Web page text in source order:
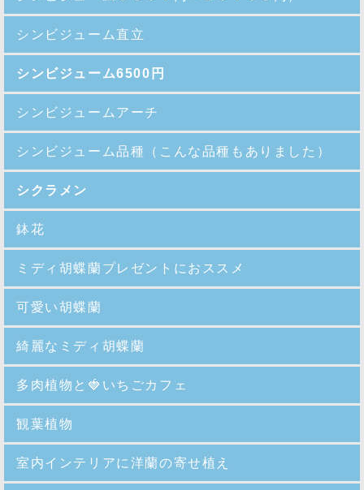
シンビジューム直立
シンビジューム6500円
シンビジュームアーチ
シンビジューム品種 （こんな品種もありました）
シクラメン
鉢花
ミディ胡蝶蘭プレゼントにおススメ
可愛い胡蝶蘭
綺麗なミディ胡蝶蘭
多肉植物と🍓いちごカフェ
観葉植物
室内インテリアに洋蘭の寄せ植え